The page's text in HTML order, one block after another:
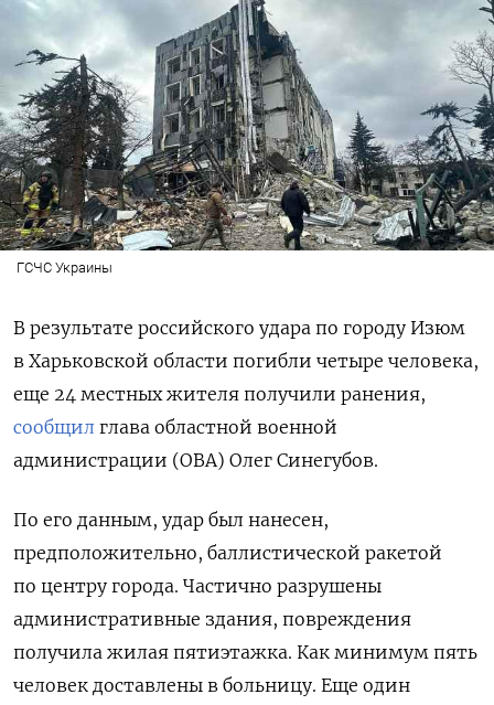
ГСЧС Украины
В результате российского удара по городу Изюм
в Харьковской области погибли четыре человека,
еще 24 местных жителя получили ранения,
сообщил глава областной военной
администрации (ОВА) Олег Синегубов.
По его данным, удар был нанесен,
предположительно, баллистической ракетой
по центру города. Частично разрушены
административные здания, повреждения
получила жилая пятиэтажка. Как минимум пять
человек доставлены в больницу. Еще один